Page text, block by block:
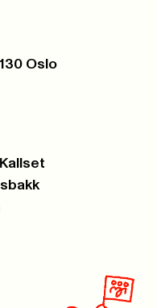
Oslo